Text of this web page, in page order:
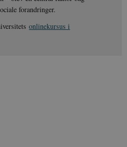
forandringer.
onlinekursus i